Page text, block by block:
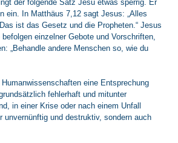
der folgende Satz Jesu etwas sperrig. Er
ein. In Matthäus 7,12 sagt Jesus: „Alles
ist das Gesetz und die Propheten.“ Jesus
einzelner Gebote und Vorschriften,
„Behandle andere Menschen so, wie du
eine Entsprechung
fehlerhaft und mitunter
in einer Krise oder nach einem Unfall
und destruktiv, sondern auch